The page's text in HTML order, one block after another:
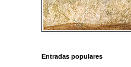
Entradas populares